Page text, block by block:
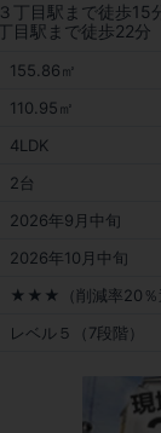
丁目駅まで徒歩15
目駅まで徒歩22分
155.86㎡
110.95㎡
4LDK
2台
2026年9月中旬
2026年10月中旬
★★★（削減率20％
レベル５（7段階）